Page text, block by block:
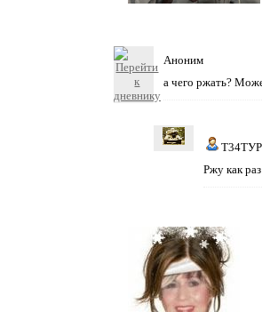
Аноним
а чего ржать?
Ржу как раз